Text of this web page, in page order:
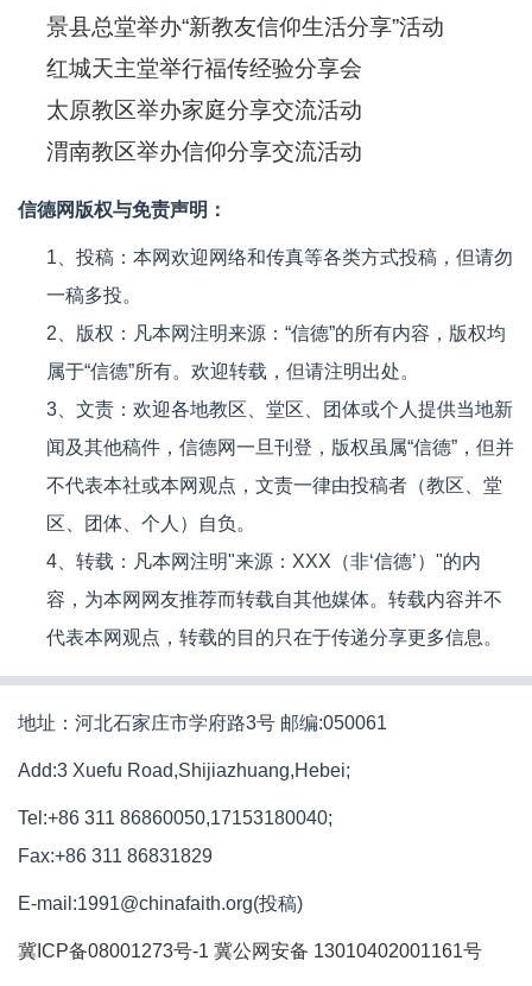
景县总堂举办“新教友信仰生活分享”活动
红城天主堂举行福传经验分享会
太原教区举办家庭分享交流活动
渭南教区举办信仰分享交流活动
信德网版权与免责声明：
1、投稿：本网欢迎网络和传真等各类方式投稿，但请勿
一稿多投。
2、版权：凡本网注明来源：“信德”的所有内容，版权均
属于“信德”所有。欢迎转载，但请注明出处。
3、文责：欢迎各地教区、堂区、团体或个人提供当地新
闻及其他稿件，信德网一旦刊登，版权虽属“信德”，但并
不代表本社或本网观点，文责一律由投稿者（教区、堂
区、团体、个人）自负。
4、转载：凡本网注明"来源：XXX（非‘信德’）"的内
容，为本网网友推荐而转载自其他媒体。转载内容并不
代表本网观点，转载的目的只在于传递分享更多信息。
地址：河北石家庄市学府路3号 邮编:050061
Add:3 Xuefu Road,Shijiazhuang,Hebei;
Tel:+86 311 86860050,17153180040;
Fax:+86 311 86831829
E-mail:1991@chinafaith.org(投稿)
冀ICP备08001273号-1 冀公网安备 13010402001161号